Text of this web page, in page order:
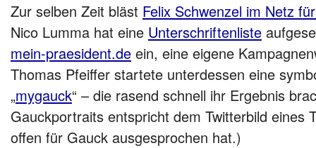
Zur selben Zeit bläst Felix Schwenzel im Netz
Nico Lumma hat eine Unterschriftenliste
mein-praesident.de ein, eine eigene
Thomas Pfeiffer startete unterdessen eine
„mygauck“ – die rasend schnell ihr Ergebnis
Gauckportraits entspricht dem Twitterbild eines
offen für Gauck ausgesprochen hat.)